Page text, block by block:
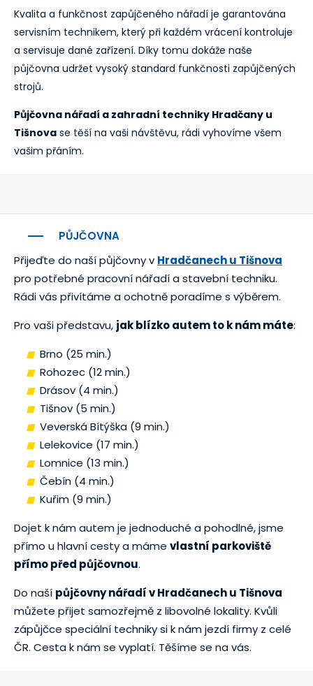
Kvalita a funkčnost zapůjčeného nářadí je garantována
servisním technikem, který při každém vrácení kontroluje
a servisuje dané zařízení. Díky tomu dokáže naše
půjčovna udržet vysoký standard funkčnosti zapůjčených
strojů.
Půjčovna nářadí a zahradní techniky Hradčany u
Tišnova se těší na vaši návštěvu, rádi vyhovíme všem
vašim přáním.
PŮJČOVNA
Přijeďte do naší půjčovny v Hradčanech u Tišnova
pro potřebné pracovní nářadí a stavební techniku.
Rádi vás přivítáme a ochotně poradíme s výběrem.
Pro vaši představu, jak blízko autem to k nám máte:
Brno (25 min.)
Rohozec (12 min.)
Drásov (4 min.)
Tišnov (5 min.)
Veverská Bítýška (9 min.)
Lelekovice (17 min.)
Lomnice (13 min.)
Čebín (4 min.)
Kuřim (9 min.)
Dojet k nám autem je jednoduché a pohodlné, jsme
přímo u hlavní cesty a máme vlastní parkoviště
přímo před půjčovnou.
Do naší půjčovny nářadí v Hradčanech u Tišnova
můžete přijet samozřejmě z libovolné lokality. Kvůli
zápůjčce speciální techniky si k nám jezdí firmy z celé
ČR. Cesta k nám se vyplatí. Těšíme se na vás.